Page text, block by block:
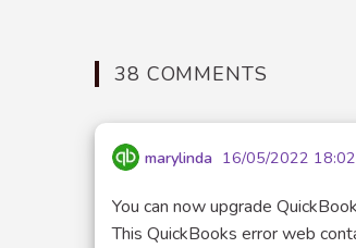
38 COMMENTS
marylinda 16/05/2022 18:02
You can now upgrade
This QuickBooks error web